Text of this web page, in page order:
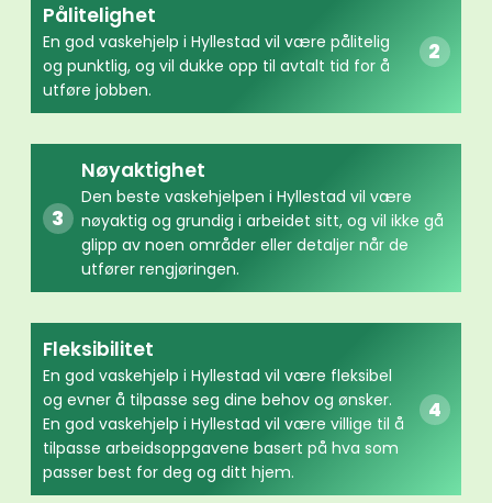
Pålitelighet
En god vaskehjelp i Hyllestad vil være pålitelig
og punktlig, og vil dukke opp til avtalt tid for å
utføre jobben.
Nøyaktighet
Den beste vaskehjelpen i Hyllestad vil være
nøyaktig og grundig i arbeidet sitt, og vil ikke gå
glipp av noen områder eller detaljer når de
utfører rengjøringen.
Fleksibilitet
En god vaskehjelp i Hyllestad vil være fleksibel
og evner å tilpasse seg dine behov og ønsker.
En god vaskehjelp i Hyllestad vil være villige til å
tilpasse arbeidsoppgavene basert på hva som
passer best for deg og ditt hjem.